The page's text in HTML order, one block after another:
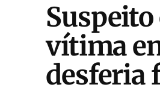
vítima
desferia